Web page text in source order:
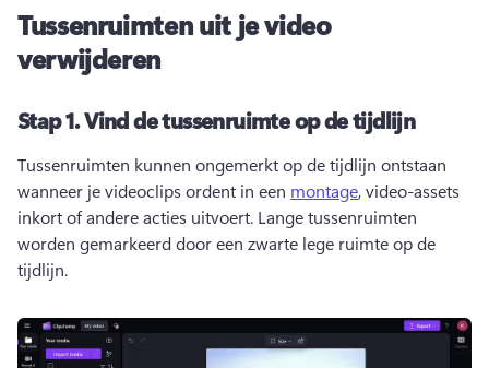
Tussenruimten uit je video
verwijderen
Stap 1.Vind de tussenruimte op de tijdlijn
Tussenruimten kunnen ongemerkt op de tijdlijn ontstaan
wanneer je videoclips ordent in een montage, video-assets
inkort of andere acties uitvoert. Lange tussenruimten
worden gemarkeerd door een zwarte lege ruimte op de
tijdlijn.